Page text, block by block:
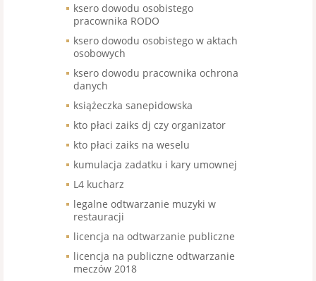
ksero dowodu osobistego
pracownika RODO
ksero dowodu osobistego w aktach
osobowych
ksero dowodu pracownika ochrona
danych
książeczka sanepidowska
kto płaci zaiks dj czy organizator
kto płaci zaiks na weselu
kumulacja zadatku i kary umownej
L4 kucharz
legalne odtwarzanie muzyki w
restauracji
licencja na odtwarzanie publiczne
licencja na publiczne odtwarzanie
meczów 2018